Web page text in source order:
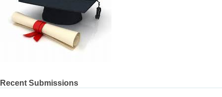
Recent Submissions